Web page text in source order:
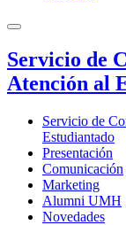
Servicio de
Atención al
Servicio de
Estudiantado
Presentación
Comunicación
Marketing
Alumni UMH
Novedades